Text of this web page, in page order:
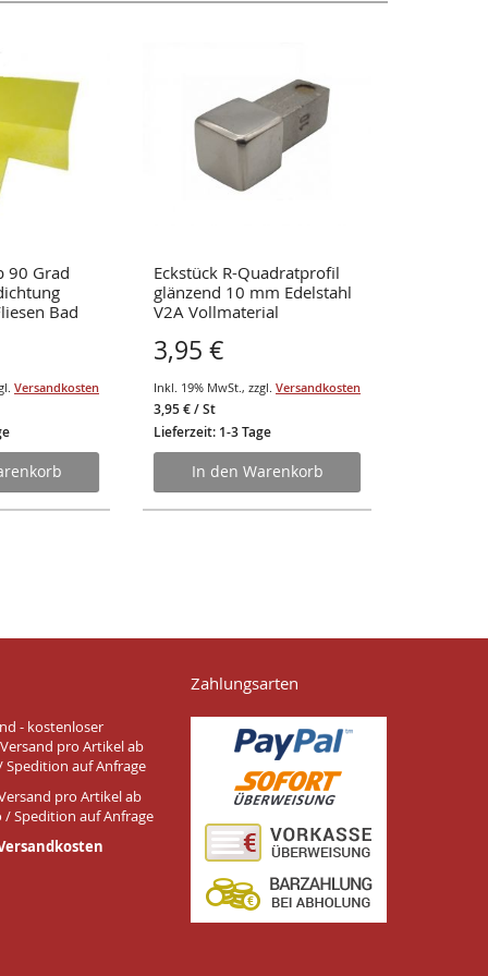
90 Grad
Bad
Versandkosten
Eckstück R-Quadratprofil
glänzend 10 mm Edelstahl
V2A Vollmaterial
3,95 €
Inkl. 19% MwSt. , zzgl. Versandkosten
3,95 €/ St
Lieferzeit: 1-3 Tage
In den Warenkorb
- kostenloser
pro Artikel ab
Spedition auf Anfrage
pro Artikel ab
/ Spedition auf Anfrage
Zahlungsarten